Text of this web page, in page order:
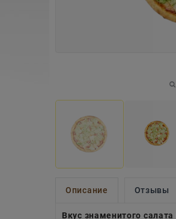
Описание Отзывы
Вкус знаменитого салата